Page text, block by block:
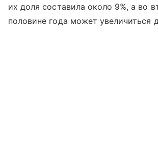
их доля составила около 9%, а во
половине года может увеличиться